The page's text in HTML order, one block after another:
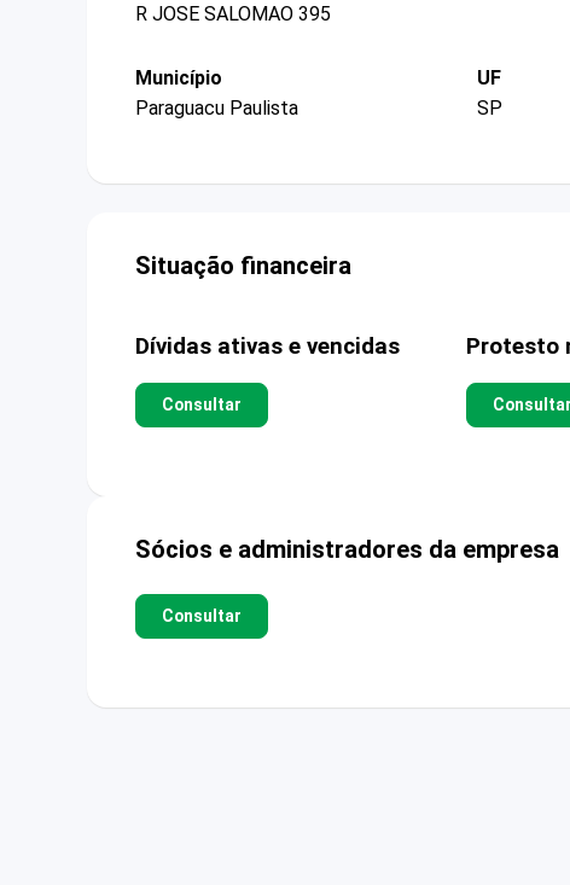
R JOSE SALOMAO 395
Município
Paraguacu Paulista
UF
SP
Situação financeira
Dívidas ativas e vencidas
Consultar
Protesto
Consultar
Sócios e administradores da empresa
Consultar